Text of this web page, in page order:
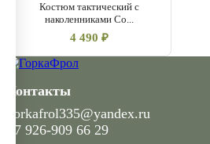
Костюм тактический с
наколенниками Co...
4 490 ₽
Контакты
gorkafrol335@yandex.ru
+7 926-909 66 29